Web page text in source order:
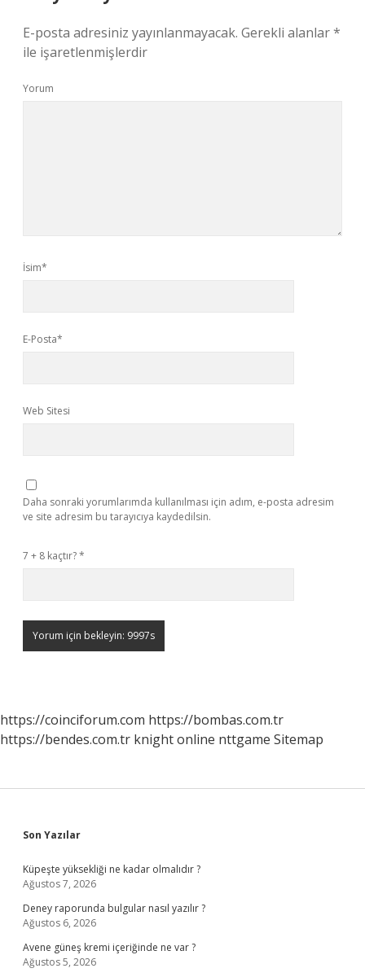
E-posta adresiniz yayınlanmayacak. Gerekli alanlar*
ile işaretlenmişlerdir
Yorum
İsim*
E-Posta*
Web Sitesi
Daha sonraki yorumlarımda kullanılması için adım, e-posta adresim
ve site adresim bu tarayıcıya kaydedilsin.
7 + 8 kaçtır?*
https://coinciforum.com https://bombas.com.tr
https://bendes.com.tr knight online nttgame Sitemap
Sidebar
Son Yazılar
Küpeşte yüksekliği ne kadar olmalıdır ?
Ağustos 7, 2026
Deney raporunda bulgular nasıl yazılır ?
Ağustos 6, 2026
Avene güneş kremi içeriğinde ne var ?
Ağustos 5, 2026